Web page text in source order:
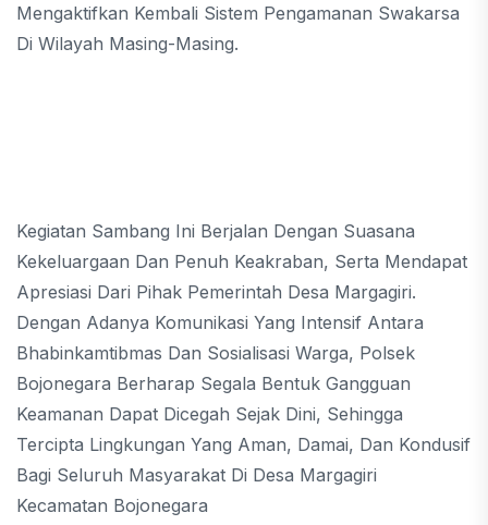
Mengaktifkan Kembali Sistem Pengamanan Swakarsa
Di Wilayah Masing-Masing.
Kegiatan Sambang Ini Berjalan Dengan Suasana
Kekeluargaan Dan Penuh Keakraban, Serta Mendapat
Apresiasi Dari Pihak Pemerintah Desa Margagiri.
Dengan Adanya Komunikasi Yang Intensif Antara
Bhabinkamtibmas Dan Sosialisasi Warga, Polsek
Bojonegara Berharap Segala Bentuk Gangguan
Keamanan Dapat Dicegah Sejak Dini, Sehingga
Tercipta Lingkungan Yang Aman, Damai, Dan Kondusif
Bagi Seluruh Masyarakat Di Desa Margagiri
Kecamatan Bojonegara